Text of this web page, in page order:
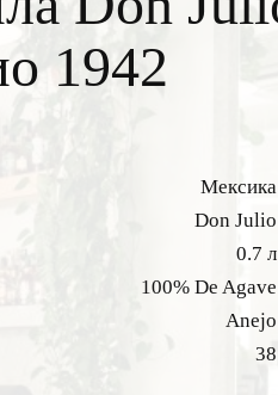
1942
Мексика
Don Julio
0.7 л
100% De Agave
Anejo
38